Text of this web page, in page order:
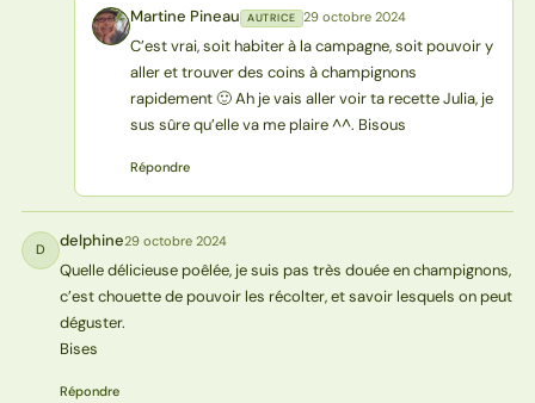
MP Martine Pineau AUTRICE 29 octobre 2024
C’est vrai, soit habiter à la campagne, soit pouvoir y
aller et trouver des coins à champignons
rapidement 🙂 Ah je vais aller voir ta recette Julia, je
sus sûre qu’elle va me plaire ^^. Bisous
Répondre
D delphine29 octobre 2024
Quelle délicieuse poêlée, je suis pas très douée en champignons,
c’est chouette de pouvoir les récolter, et savoir lesquels on peut
déguster.
Bises
Répondre